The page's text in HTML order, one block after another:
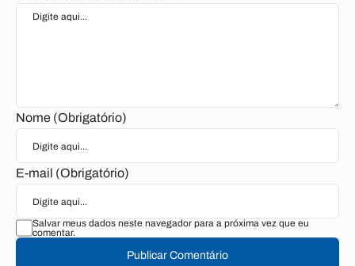
Nome (Obrigatório)
E-mail (Obrigatório)
Salvar meus dados neste navegador para a próxima vez que eu
comentar.
Publicar Comentário